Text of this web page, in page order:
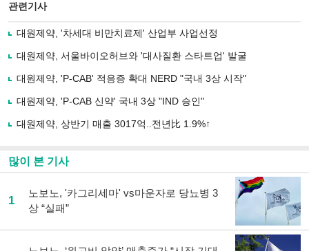
로
기
사
유
기
관련기사
대원제약, '차세대 비만치료제' 산업부 사업선정
대원제약, 서울바이오허브와 '대사질환 스타트업' 발굴
대원제약, 'P-CAB' 적응증 확대 NERD "국내 3상 시작"
대원제약, 'P-CAB 신약' 국내 3상 "IND 승인"
대원제약, 상반기 매출 3017억..전년比 1.9%↑
많이 본 기사
1
노보노, '카그리세마' vs마운자로 당뇨병 3
상 “실패”